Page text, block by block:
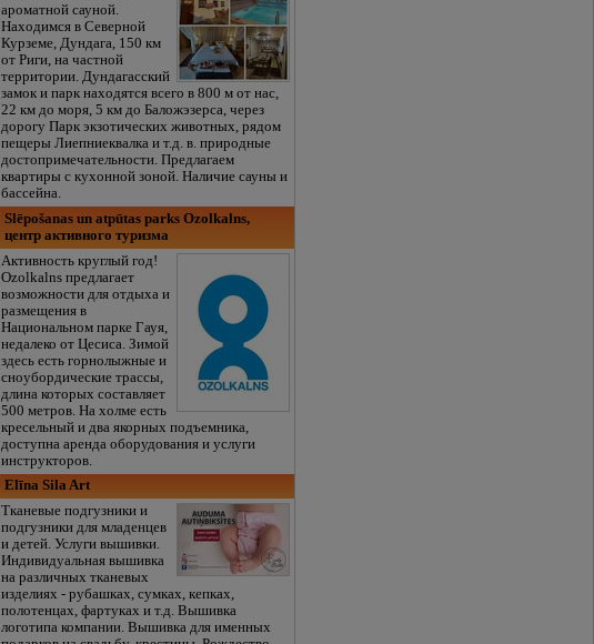
ароматной сауной.
Находимся в Северной
Курземе, Дундага, 150 км
от Риги, на частной
территории. Дундагасский
замок и парк находятся всего в 800 м от нас,
22 км до моря, 5 км до Баложэзерса, через
дорогу Парк экзотических животных, рядом
пещеры Лиепниеквалка и т.д. в. природные
достопримечательности. Предлагаем
квартиры с кухонной зоной. Наличие сауны и
бассейна.
Slēpošanas un atpūtas parks Ozolkalns,
центр активного туризма
Активность круглый год!
Ozolkalns предлагает
возможности для отдыха и
размещения в
Национальном парке Гауя,
недалеко от Цесиса. Зимой
здесь есть горнолыжные и
сноубордические трассы,
длина которых составляет
500 метров. На холме есть
кресельный и два якорных подъемника,
доступна аренда оборудования и услуги
инструкторов.
Elīna Sila Art
Тканевые подгузники и
подгузники для младенцев
и детей. Услуги вышивки.
Индивидуальная вышивка
на различных тканевых
изделиях - рубашках, сумках, кепках,
полотенцах, фартуках и т.д. Вышивка
логотипа компании. Вышивка для именных